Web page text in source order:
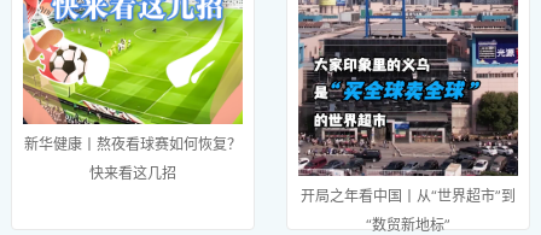
新华健康丨熬夜看球赛如何恢复？
快来看这几招
开局之年看中国丨从“世界超市”到
“数贸新地标”